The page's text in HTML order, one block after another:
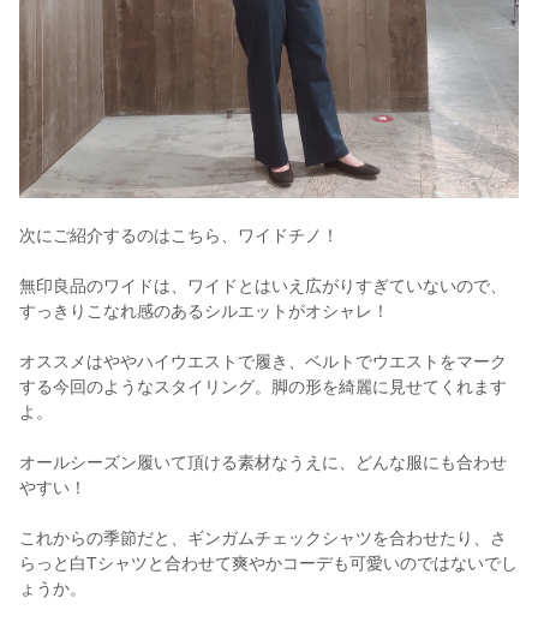
次にご紹介するのはこちら、ワイドチノ！
無印良品のワイドは、ワイドとはいえ広がりすぎていないので、
すっきりこなれ感のあるシルエットがオシャレ！
オススメはややハイウエストで履き、ベルトでウエストをマーク
する今回のようなスタイリング。脚の形を綺麗に見せてくれます
よ。
オールシーズン履いて頂ける素材なうえに、どんな服にも合わせ
やすい！
これからの季節だと、ギンガムチェックシャツを合わせたり、さ
らっと白Tシャツと合わせて爽やかコーデも可愛いのではないでし
ょうか。